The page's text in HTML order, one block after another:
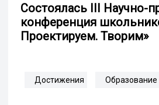
Состоялась III Научно-
конференция
Проектируем. Творим»
Достижения Образование